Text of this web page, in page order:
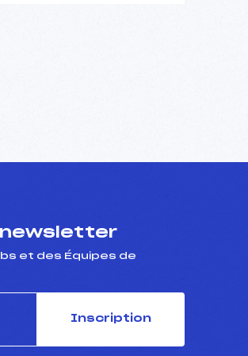
newsletter
et des Équipes de
Inscription